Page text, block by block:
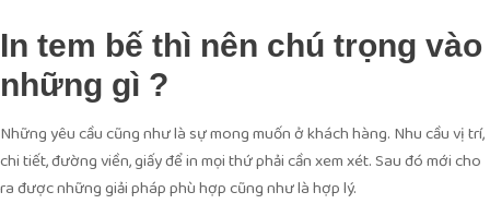
In tem bế thì nên chú trọng vào
những gì ?
Những yêu cầu cũng như là sự mong muốn ở khách hàng. Nhu cầu vị trí,
chi tiết, đường viền, giấy để in mọi thứ phải cần xem xét. Sau đó mới cho
ra được những giải pháp phù hợp cũng như là hợp lý.